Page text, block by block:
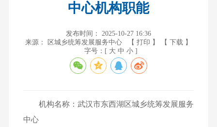
中心机构职能
发布时间： 2025-10-27 16:36
来源： 区城乡统筹发展服务中心
【 打印 】
【 下载 】
字号：[ 大 中 小 ]
机构名称：武汉市东西湖区城乡统筹发展服务
中心